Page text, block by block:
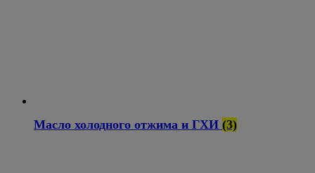
Масло холодного отжима и ГХИ (3)